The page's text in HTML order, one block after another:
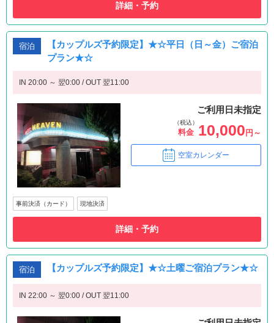
詳細・予約
宿泊
【カップルズ予約限定】★☆平日（日～金）ご宿泊
プラン★☆
IN 20:00 ～ 翌0:00 / OUT 翌11:00
ご利用日未指定
（税込）
料金 10,000 円～
空室カレンダー
事前決済（カード） 現地決済
詳細・予約
宿泊 【カップルズ予約限定】★☆土曜ご宿泊プラン★☆
IN 22:00 ～ 翌0:00 / OUT 翌11:00